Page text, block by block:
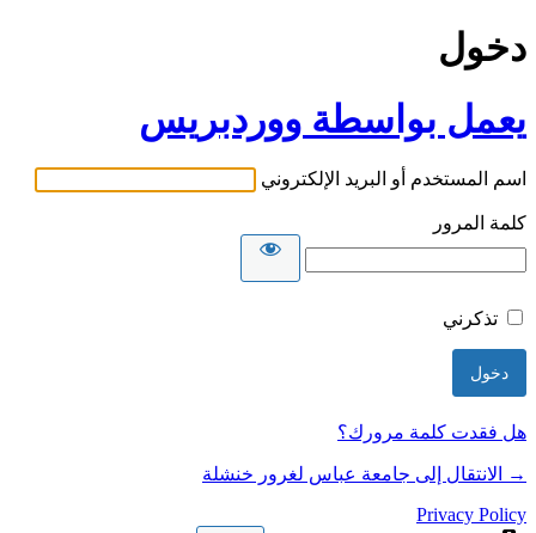
دخول
يعمل بواسطة ووردبريس
اسم المستخدم أو البريد الإلكتروني
كلمة المرور
تذكرني
هل فقدت كلمة مرورك؟
→ الانتقال إلى جامعة عباس لغرور خنشلة
Privacy Policy